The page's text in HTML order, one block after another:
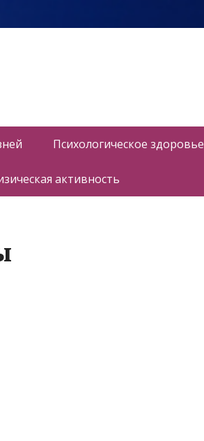
Психологическое здоровье
активность